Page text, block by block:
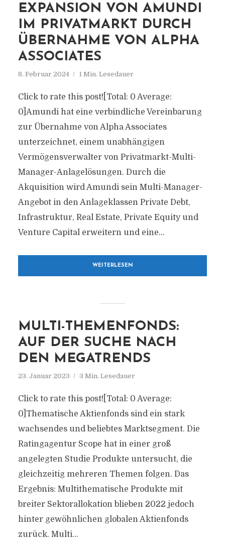
EXPANSION VON AMUNDI
IM PRIVATMARKT DURCH
ÜBERNAHME VON ALPHA
ASSOCIATES
8. Februar 2024 1 Min. Lesedauer
Click to rate this post![Total: 0 Average:
0]Amundi hat eine verbindliche Vereinbarung
zur Übernahme von Alpha Associates
unterzeichnet, einem unabhängigen
Vermögensverwalter von Privatmarkt-Multi-
Manager-Anlagelösungen. Durch die
Akquisition wird Amundi sein Multi-Manager-
Angebot in den Anlageklassen Private Debt,
Infrastruktur, Real Estate, Private Equity und
Venture Capital erweitern und eine...
WEITERLESEN
MULTI-THEMENFONDS:
AUF DER SUCHE NACH
DEN MEGATRENDS
23. Januar 2023 3 Min. Lesedauer
Click to rate this post![Total: 0 Average:
0]Thematische Aktienfonds sind ein stark
wachsendes und beliebtes Marktsegment. Die
Ratingagentur Scope hat in einer groß
angelegten Studie Produkte untersucht, die
gleichzeitig mehreren Themen folgen. Das
Ergebnis: Multithematische Produkte mit
breiter Sektorallokation blieben 2022 jedoch
hinter gewöhnlichen globalen Aktienfonds
zurück. Multi...